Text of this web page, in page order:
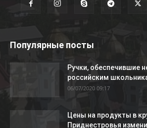
Популярные посты
Ручки, обеспечившие
российским
06/07/2020 09:17
Цены на продукты в
Приднестровья